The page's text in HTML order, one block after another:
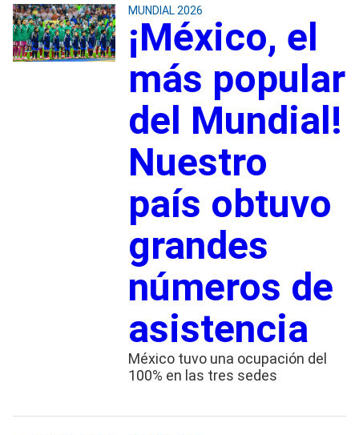
MUNDIAL 2026
¡México, el
más popular
del Mundial!
Nuestro
país obtuvo
grandes
números de
asistencia
México tuvo una ocupación del
100% en las tres sedes